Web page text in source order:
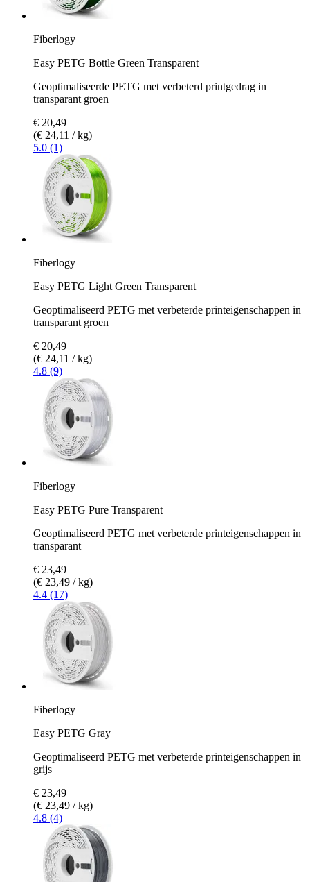
Fiberlogy
Easy PETG Bottle Green Transparent
Geoptimaliseerde PETG met verbeterd printgedrag in
transparant groen
€ 20,49
(€ 24,11 / kg)
5.0 (1)
Fiberlogy
Easy PETG Light Green Transparent
Geoptimaliseerd PETG met verbeterde printeigenschappen in
transparant groen
€ 20,49
(€ 24,11 / kg)
4.8 (9)
Fiberlogy
Easy PETG Pure Transparent
Geoptimaliseerd PETG met verbeterde printeigenschappen in
transparant
€ 23,49
(€ 23,49 / kg)
4.4 (17)
Fiberlogy
Easy PETG Gray
Geoptimaliseerd PETG met verbeterde printeigenschappen in
grijs
€ 23,49
(€ 23,49 / kg)
4.8 (4)